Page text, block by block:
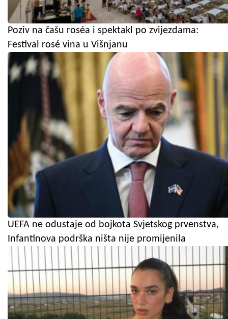
Poziv na čašu roséa i spektakl po zvijezdama:
Festival rosé vina u Višnjanu
UEFA ne odustaje od bojkota Svjetskog prvenstva,
Infantinova podrška ništa nije promijenila